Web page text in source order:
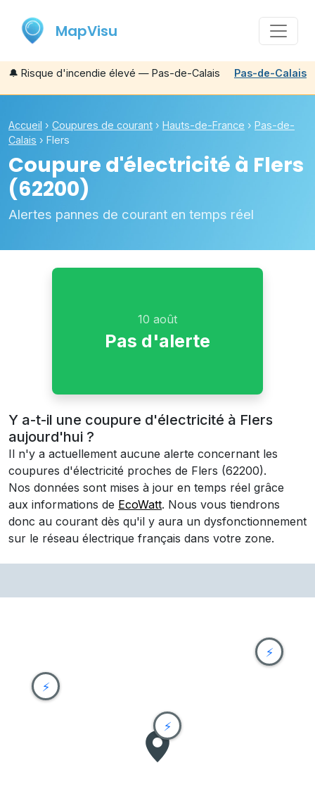
MapVisu
🔔 Risque d'incendie élevé — Pas-de-Calais Pas-de-Calais
Accueil › Coupures de courant › Hauts-de-France › Pas-de-
Calais › Flers
Coupure d'électricité à Flers
(62200)
Alertes pannes de courant en temps réel
10 août
Pas d'alerte
Y a-t-il une coupure d'électricité à Flers
aujourd'hui ?
Il n'y a actuellement aucune alerte concernant les
coupures d'électricité proches de Flers (62200).
Nos données sont mises à jour en temps réel grâce
aux informations de EcoWatt. Nous vous tiendrons
donc au courant dès qu'il y aura un dysfonctionnement
sur le réseau électrique français dans votre zone.
⚡
⚡
⚡